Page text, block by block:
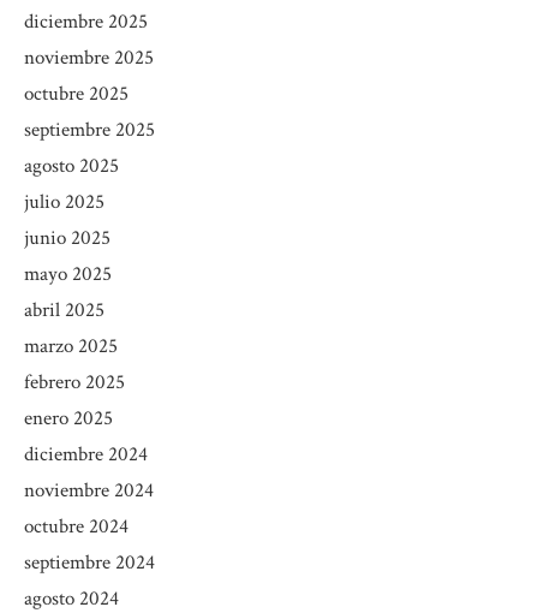
diciembre 2025
noviembre 2025
octubre 2025
septiembre 2025
agosto 2025
julio 2025
junio 2025
mayo 2025
abril 2025
marzo 2025
febrero 2025
enero 2025
diciembre 2024
noviembre 2024
octubre 2024
septiembre 2024
agosto 2024